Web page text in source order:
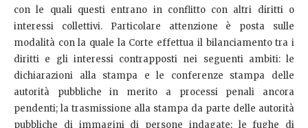
con le quali questi entrano in conflitto con altri diritti o
interessi collettivi. Particolare attenzione è posta sulle
modalità con la quale la Corte effettua il bilanciamento tra i
diritti e gli interessi contrapposti nei seguenti ambiti: le
dichiarazioni alla stampa e le conferenze stampa delle
autorità pubbliche in merito a processi penali ancora
pendenti; la trasmissione alla stampa da parte delle autorità
pubbliche di immagini di persone indagate; le fughe di